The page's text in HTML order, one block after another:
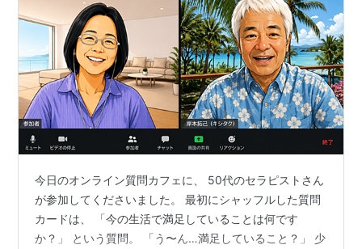
今日のオンライン質問カフェに、 50代のセラピストさん
が参加してくださいました。 最初にシャッフルした質問
カードは、 「今の生活で満足していることは何です
か？」 という質問。 「う〜ん…満足していること？」 少